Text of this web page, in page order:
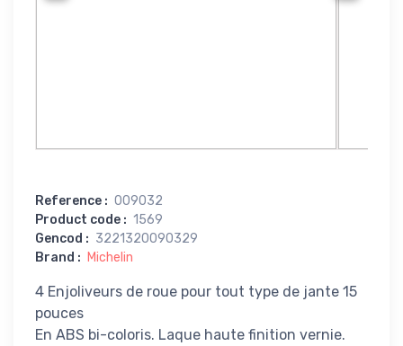
Reference : 009032
Product code : 1569
Gencod : 3221320090329
Brand : Michelin
4 Enjoliveurs de roue pour tout type de jante 15
pouces
En ABS bi-coloris. Laque haute finition vernie.